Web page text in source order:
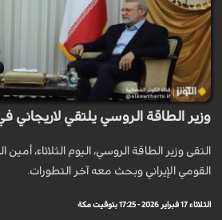
وزير الطاقة الروسي يلتقي لاريجاني
التقى وزير الطاقة الروسي، اليوم الثلاثاء،
القومي الإيراني وبحث معه آخر التطورات.
الثلاثاء 17 فبراير 2026 - 17:25 بتوقيت مكة